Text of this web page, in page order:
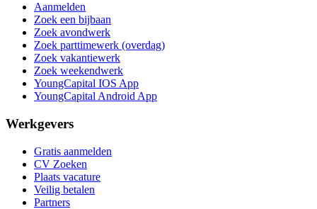
Aanmelden
Zoek een bijbaan
Zoek avondwerk
Zoek parttimewerk (overdag)
Zoek vakantiewerk
Zoek weekendwerk
YoungCapital IOS App
YoungCapital Android App
Werkgevers
Gratis aanmelden
CV Zoeken
Plaats vacature
Veilig betalen
Partners